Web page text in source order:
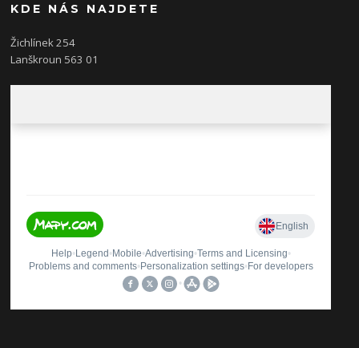
KDE NÁS NAJDETE
Žichlínek 254
Lanškroun 563 01